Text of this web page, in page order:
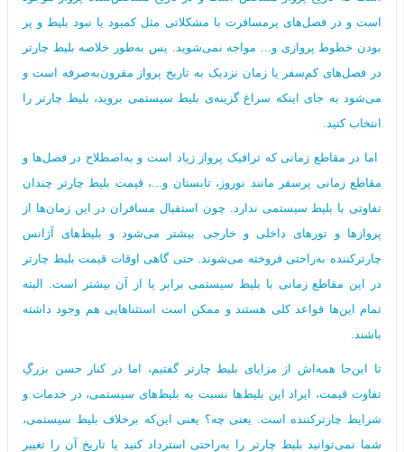
است و در فصل‌های پرمسافرت با مشکلاتی مثل کمبود یا نبود بلیط و پر
بودن خطوط پروازی و... مواجه نمی‌شوید. پس به‌طور خلاصه بلیط چارتر
در فصل‌های کم‌سفر یا زمان‌ نزدیک به تاریخ پرواز مقرون‌به‌صرفه است و
می‌شود به جای اینکه سراغ گزینه‌ی بلیط سیستمی بروید، بلیط چارتر را
انتخاب کنید.
اما در مقاطع زمانی که ترافیک پرواز زیاد است و به‌اصطلاح در فصل‌ها و
مقاطع زمانی پرسفر مانند نوروز، تابستان و...، قیمت بلیط چارتر چندان
تفاوتی با بلیط سیستمی ندارد. چون استقبال مسافران در این زمان‌ها از
پروازها و تورهای داخلی و خارجی بیشتر می‌شود و بلیط‌های آژانس
چارترکننده به‌راحتی فروخته می‌شوند. حتی گاهی اوقات قیمت بلیط چارتر
در این مقاطع زمانی با بلیط سیستمی برابر یا از آن بیشتر است. البته
تمام این‌ها قواعد کلی هستند و ممکن است استثناهایی هم وجود داشته
باشند.
تا این‌جا همه‌اش از مزایای بلیط چارتر گفتیم، اما در کنار حسن بزرگِ
تفاوت قیمت، ایراد این بلیط‌ها نسبت به بلیط‌های سیستمی، در خدمات و
شرایط چارترکننده است. یعنی چه؟ یعنی این‌که برخلاف بلیط سیستمی،
شما نمی‌توانید بلیط چارتر را به‌راحتی استرداد کنید یا تاریخ آن را تغییر